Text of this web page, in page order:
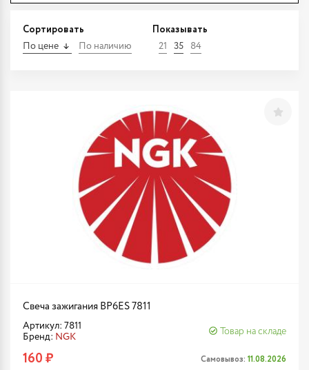
Сортировать
По цене По наличию
Показывать
21 35 84
Свеча зажигания BP6ES 7811
Артикул: 7811
Бренд: NGK
Товар на складе
160 ₽ Самовывоз: 11.08.2026